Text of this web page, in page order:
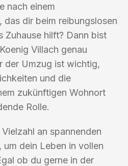
nach einem
das dir beim reibungslosen
Zuhause hilft? Dann bist
Villach genau
der Umzug ist wichtig,
und die
zukünftigen Wohnort
Rolle.
an spannenden
um dein Leben in vollen
ob du gerne in der